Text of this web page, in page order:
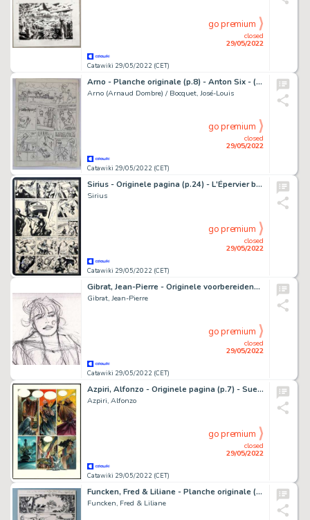
Catawiki 29/05/2022 (CET)
closed
29/05/2022
go premium
Arno - Planche originale (p.8) - Anton Six - (1987)
Arno (Arnaud Dombre) / Bocquet, José-Louis
Catawiki 29/05/2022 (CET)
closed
29/05/2022
go premium
Sirius - Originele pagina (p.24) - L'Épervier bleu T5 - L'Ennemi sous la mer / De geheimzinnige vijand - (1949)
Sirius
Catawiki 29/05/2022 (CET)
closed
29/05/2022
go premium
Gibrat, Jean-Pierre - Originele voorbereidende schets - Cécile (Le Sursis / Het Uitstel) - Page volante - (1997)
Gibrat, Jean-Pierre
Catawiki 29/05/2022 (CET)
closed
29/05/2022
go premium
Azpiri, Alfonzo - Originele pagina (p.7) - SueÃ±os Humedos # 1 - (1998)
Azpiri, Alfonzo
Catawiki 29/05/2022 (CET)
closed
29/05/2022
go premium
Funcken, Fred & Liliane - Planche originale (p.01) - Le Chevalier blanc - Echec au roi - Page volante - (1960)
Funcken, Fred & Liliane